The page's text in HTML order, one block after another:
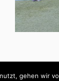
© 2026 Lauftreff
gehen wir